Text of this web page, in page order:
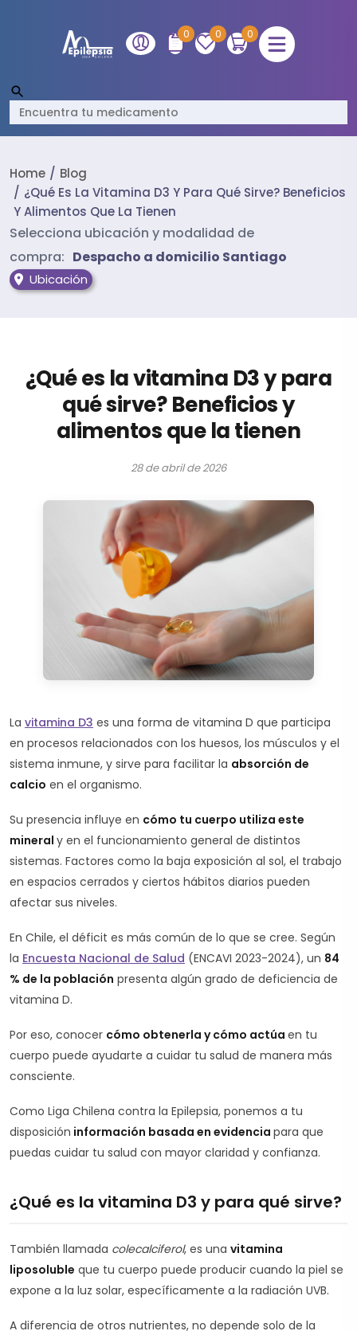
0 0 0
Home
Blog
¿qué Es La Vitamina D3 Y Para Qué Sirve? Beneficios
Y Alimentos Que La Tienen
Selecciona ubicación y modalidad de
compra: Despacho a domicilio Santiago
Ubicación
¿Qué es la vitamina D3 y para
qué sirve? Beneficios y
alimentos que la tienen
28 de abril de 2026
La vitamina D3 es una forma de vitamina D que participa
en procesos relacionados con los huesos, los músculos y el
sistema inmune, y sirve para facilitar la absorción de
calcio en el organismo.
Su presencia influye en cómo tu cuerpo utiliza este
mineral y en el funcionamiento general de distintos
sistemas. Factores como la baja exposición al sol, el trabajo
en espacios cerrados y ciertos hábitos diarios pueden
afectar sus niveles.
En Chile, el déficit es más común de lo que se cree. Según
la Encuesta Nacional de Salud (ENCAVI 2023-2024), un 84
% de la población presenta algún grado de deficiencia de
vitamina D.
Por eso, conocer cómo obtenerla y cómo actúa en tu
cuerpo puede ayudarte a cuidar tu salud de manera más
consciente.
Como Liga Chilena contra la Epilepsia, ponemos a tu
disposición información basada en evidencia para que
puedas cuidar tu salud con mayor claridad y confianza.
¿Qué es la vitamina D3 y para qué sirve?
También llamada colecalciferol, es una vitamina
liposoluble que tu cuerpo puede producir cuando la piel se
expone a la luz solar, específicamente a la radiación UVB.
A diferencia de otros nutrientes, no depende solo de la